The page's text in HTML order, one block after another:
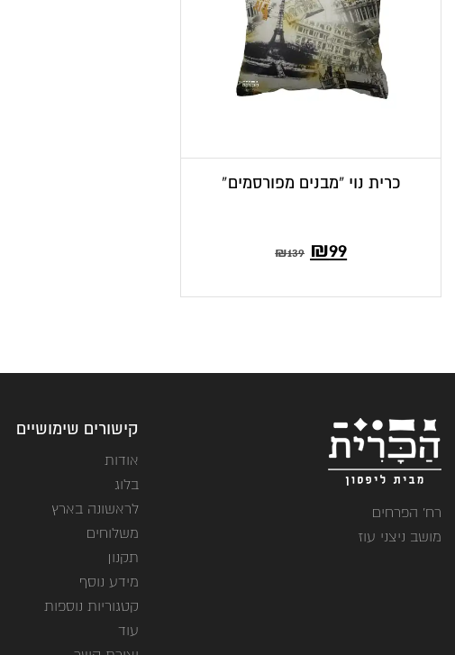
כרית נוי “מבנים מפורסמים”
₪139 המחיר
₪99המחיר
רח' הפרחים
מושב ניצני עוז
קישורים שימושיים
אודות
בלוג
לראשונה בארץ
משלוחים
תקנון
מידע נוסף
קטגוריות נוספות
עוד